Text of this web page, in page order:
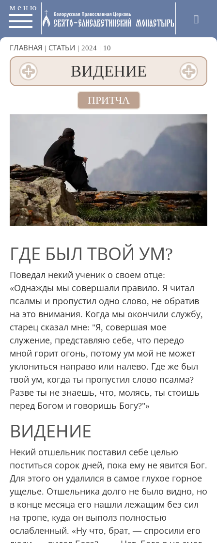
меню
ГЛАВНАЯ | СТАТЬИ | 2024 | 10
ВИДЕНИЕ
ПРИТЧА
ГДЕ БЫЛ ТВОЙ УМ?
Поведал некий ученик о своем отце:
«Однажды мы совершали правило. Я читал
псалмы и пропустил одно слово, не обратив
на это внимания. Когда мы окончили службу,
старец сказал мне: "Я, совершая мое
служение, представляю себе, что передо
мной горит огонь, потому ум мой не может
уклониться направо или налево. Где же был
твой ум, когда ты пропустил слово псалма?
Разве ты не знаешь, что, молясь, ты стоишь
перед Богом и говоришь Богу?"»
ВИДЕНИЕ
Некий отшельник поставил себе целью
поститься сорок дней, пока ему не явится Бог.
Для этого он удалился в самое глухое горное
ущелье. Отшельника долго не было видно, но
в конце месяца его нашли лежащим без сил
на тропе, куда он выполз полностью
ослабленный. «Ну что, брат, — спросили его